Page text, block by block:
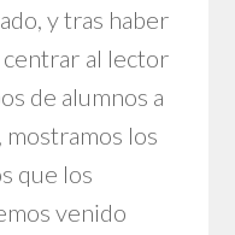
y tras haber
centrar al lector
de alumnos a
los
que los
venido